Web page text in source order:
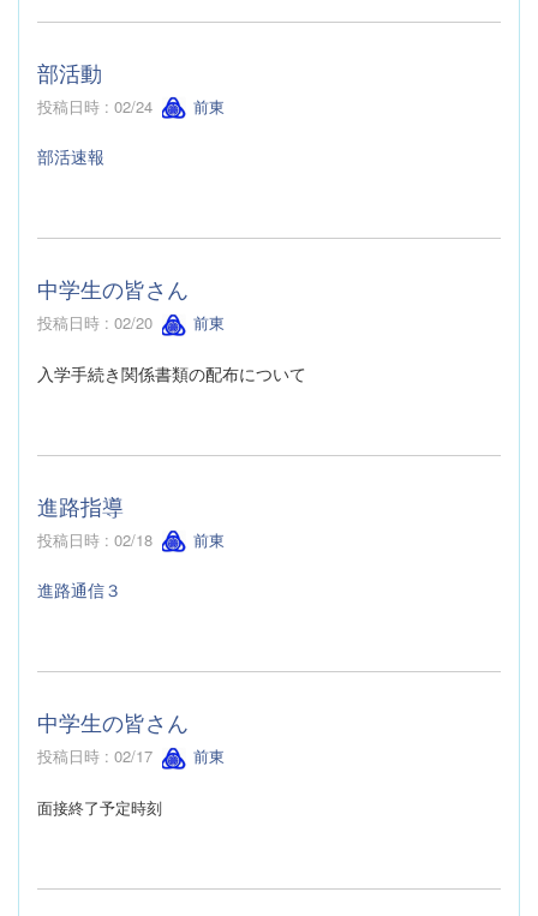
部活動
投稿日時 : 02/24 前東
部活速報
中学生の皆さん
投稿日時 : 02/20 前東
入学手続き関係書類の配布について
進路指導
投稿日時 : 02/18 前東
進路通信３
中学生の皆さん
投稿日時 : 02/17 前東
面接終了予定時刻